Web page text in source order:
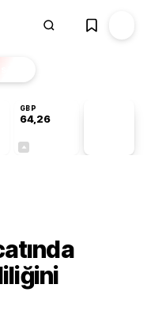
GBP
64,26